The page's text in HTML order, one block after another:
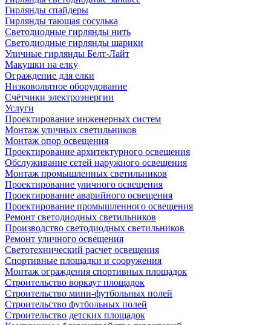
Гирлянды спайдеры
Гирлянды тающая сосулька
Светодиодные гирлянды нить
Светодиодные гирлянды шарики
Уличные гирлянды Белт-Лайт
Макушки на елку
Ограждение для елки
Низковольтное оборудование
Счётчики электроэнергии
Услуги
Проектирование инженерных систем
Монтаж уличных светильников
Монтаж опор освещения
Проектирование архитектурного освещения
Обслуживание сетей наружного освещения
Монтаж промышленных светильников
Проектирование уличного освещения
Проектирование аварийного освещения
Проектирование промышленного освещения
Ремонт светодиодных светильников
Производство светодиодных светильников
Ремонт уличного освещения
Светотехнический расчет освещения
Спортивные площадки и сооружения
Монтаж ограждения спортивных площадок
Строительство воркаут площадок
Строительство мини-футбольных полей
Строительство футбольных полей
Строительство детских площадок